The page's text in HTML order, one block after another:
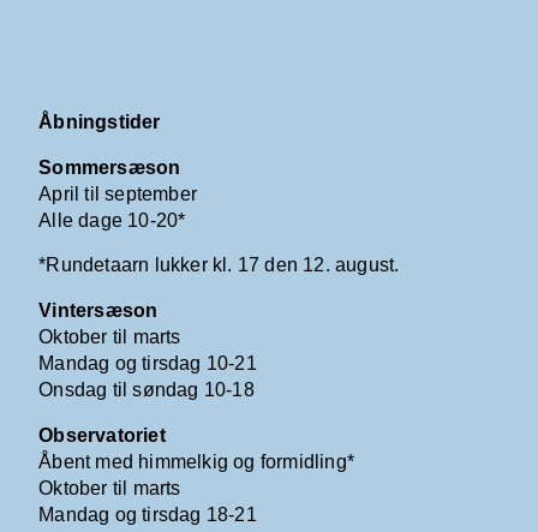
Åbningstider
Sommersæson
April til september
Alle dage 10-20*
*Rundetaarn lukker kl. 17 den 12. august.
Vintersæson
Oktober til marts
Mandag og tirsdag 10-21
Onsdag til søndag 10-18
Observatoriet
Åbent med himmelkig og formidling*
Oktober til marts
Mandag og tirsdag 18-21